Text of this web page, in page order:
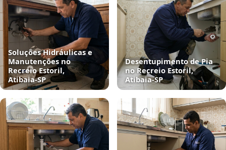
Soluções Hidráulicas e
Manutenções no
Recreio Estoril,
Atibaia‑SP
Desentupimento de Pia
no Recreio Estoril,
Atibaia‑SP